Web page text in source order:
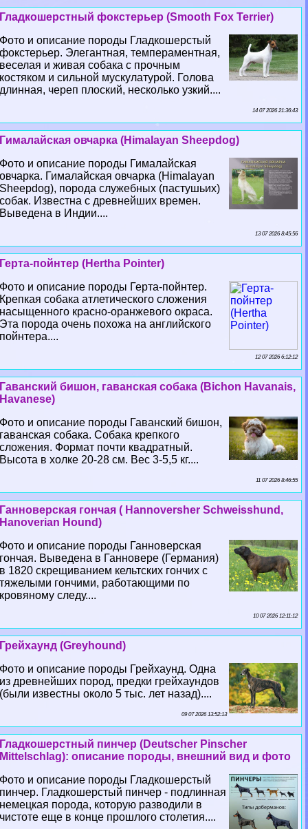
Гладкошерстный фокстерьер (Smooth Fox Terrier)
Фото и описание породы Гладкошерстый
фокстерьер. Элегантная, темпераментная,
веселая и живая собака с прочным
костяком и сильной мускулатурой. Голова
длинная, череп плоский, несколько узкий....
14 07 2026 21:36:43
Гималайская овчарка (Himalayan Sheepdog)
Фото и описание породы Гималайская
овчарка. Гималайская овчарка (Himalayan
Sheepdog), порода служебных (пастушьих)
собак. Известна с древнейших времен.
Выведена в Индии....
13 07 2026 8:45:56
Герта-пойнтер (Hertha Pointer)
Фото и описание породы Герта-пойнтер.
Крепкая собака атлетического сложения
насыщенного красно-оранжевого окраса.
Эта порода очень похожа на английского
пойнтера....
12 07 2026 6:12:12
Гаванский бишон, гаванская собака (Bichon Havanais,
Havanese)
Фото и описание породы Гаванский бишон,
гаванская собака. Собака крепкого
сложения. Формат почти квадратный.
Высота в холке 20-28 см. Вес 3-5,5 кг....
11 07 2026 8:46:55
Ганноверская гончая ( Hannoversher Schweisshund,
Hanoverian Hound)
Фото и описание породы Ганноверская
гончая. Выведена в Ганновере (Германия)
в 1820 скрещиванием кельтских гончих с
тяжелыми гончими, работающими по
кровяному следу....
10 07 2026 12:11:12
Грейхаунд (Greyhound)
Фото и описание породы Грейхаунд. Одна
из древнейших пород, предки грейхаундов
(были известны около 5 тыс. лет назад)....
09 07 2026 13:52:13
Гладкошерстный пинчер (Deutscher Pinscher
Mittelschlag): описание породы, внешний вид и фото
Фото и описание породы Гладкошерстый
пинчер. Гладкошерстый пинчер - подлинная
немецкая порода, которую разводили в
чистоте еще в конце прошлого столетия....